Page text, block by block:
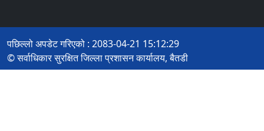
पछिल्लो अपडेट गरिएको : 2083-04-21 15:12:29
© सर्वाधिकार सुरक्षित जिल्ला प्रशासन कार्यालय, बैतडी